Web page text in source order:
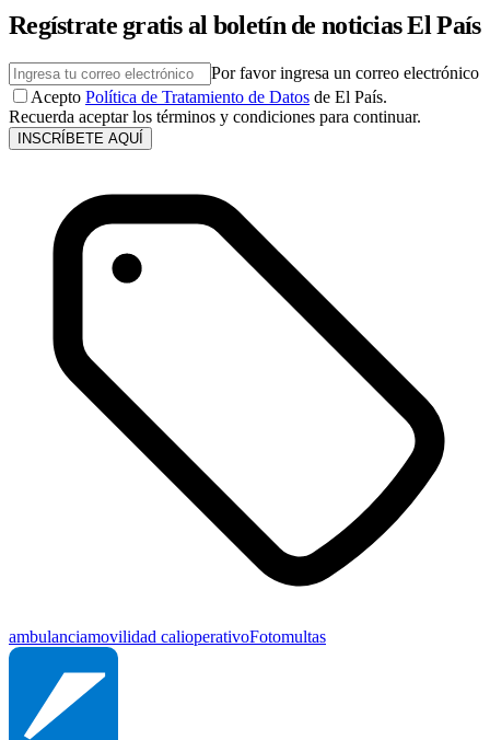
Regístrate gratis al boletín de noticias El País
Por favor ingresa un correo electrónico
Acepto Política de Tratamiento de Datos de El País.
Recuerda aceptar los términos y condiciones para continuar.
INSCRÍBETE AQUÍ
ambulanciamovilidad calioperativoFotomultas